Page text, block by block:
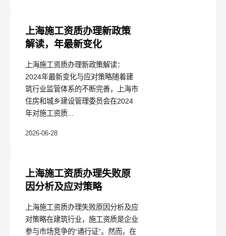
上海施工资质办理新政策
解读，年最新变化
上海施工资质办理新政策解读：
2024年最新变化与应对策略随着建
筑行业监管体系的不断完善，上海市
住房和城乡建设管理委员会在2024
年对施工资质...
2026-06-28
上海施工资质办理失败原
因分析及应对策略
上海施工资质办理失败原因分析及应
对策略在建筑行业，施工资质是企业
参与市场竞争的“通行证”。然而，在